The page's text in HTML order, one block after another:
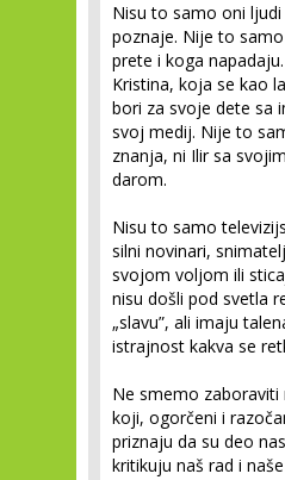
Nisu to samo oni
poznaje. Nije to
prete i koga
Kristina, koja se kao
bori za svoje dete sa
svoj medij. Nije to
znanja, ni Ilir sa
darom.
Nisu to samo
silni novinari,
svojom voljom ili
nisu došli pod svetla
„slavu”, ali imaju
istrajnost kakva se
Ne smemo zaboraviti
koji, ogorčeni i
priznaju da su deo
kritikuju naš rad i